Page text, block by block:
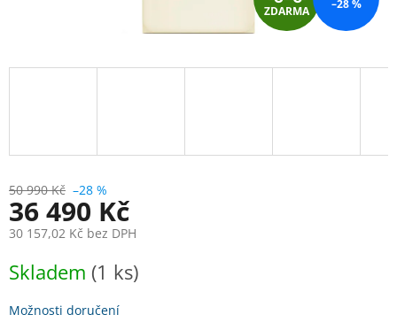
D
A
ZDARMA –28 %
50 990 Kč –28 %
36 490 Kč
30 157,02 Kč bez DPH
cena:
Skladem (1 ks)
Možnosti doručení